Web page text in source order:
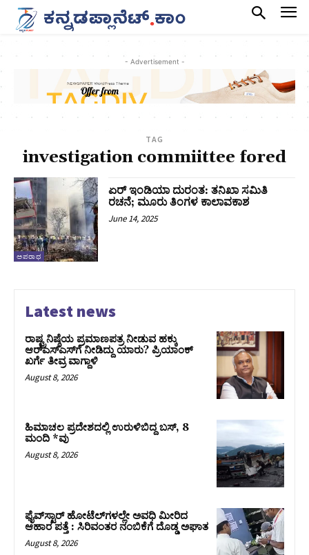
- Advertisement -
TAG
investigation commiittee fored
ಅಪರಾಧ
ಏರ್ ಇಂಡಿಯಾ ದುರಂತ: ತನಿಖಾ ಸಮಿತಿ
ರಚನೆ;‌ ಮೂರು ತಿಂಗಳ ಕಾಲಾವಕಾಶ
June 14, 2025
Latest news
ರಾಷ್ಟ್ರನಿಷ್ಠೆಯ ಪ್ರಮಾಣಪತ್ರ ನೀಡುವ ಹಕ್ಕು
ಆರ್‌ಎಸ್‌ಎಸ್‌ಗೆ ನೀಡಿದ್ದು ಯಾರು? ಪ್ರಿಯಾಂಕ್
ಖರ್ಗೆ ತೀವ್ರ ವಾಗ್ದಾಳಿ
August 8, 2026
ಹಿಮಾಚಲ ಪ್ರದೇಶದಲ್ಲಿ ಉರುಳಿಬಿದ್ದ ಬಸ್‌, 8
ಮಂದಿ *ವು
August 8, 2026
ಫೈವ್‌ಸ್ಟಾರ್ ಹೋಟೆಲ್‌ಗಳಲ್ಲೇ ಅವಧಿ ಮೀರಿದ
ಆಹಾರ ಪತ್ತೆ : ಸಿರಿವಂತರ ನಂಬಿಕೆಗೆ ದೊಡ್ಡ ಅಘಾತ
August 8, 2026